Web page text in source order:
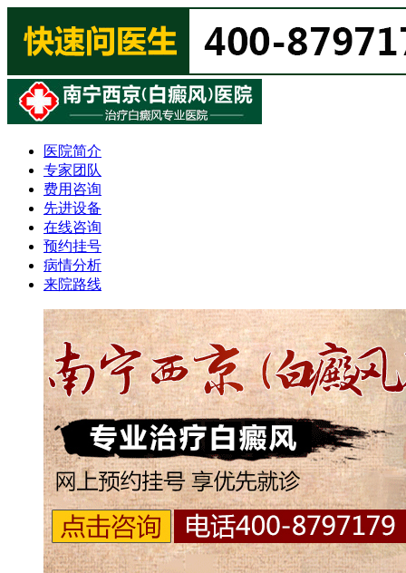
医院简介
专家团队
费用咨询
先进设备
在线咨询
预约挂号
病情分析
来院路线